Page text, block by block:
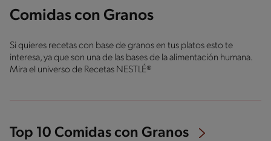
Comidas con Granos
Si quieres recetas con base de granos en tus platos esto te
interesa, ya que son una de las bases de la alimentación humana.
Mira el universo de Recetas NESTLÉ®
Top 10 Comidas con Granos